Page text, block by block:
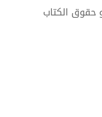
حقوق الكتاب